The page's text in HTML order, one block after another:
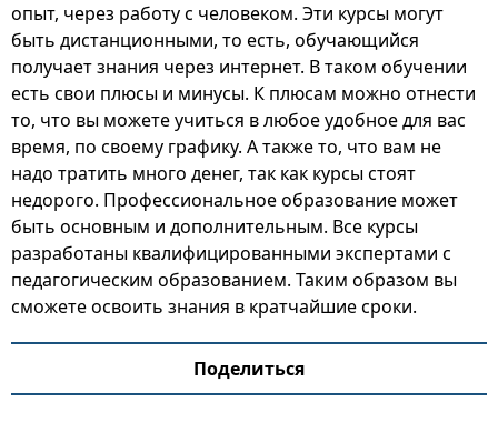
опыт, через работу с человеком. Эти курсы могут
быть дистанционными, то есть, обучающийся
получает знания через интернет. В таком обучении
есть свои плюсы и минусы. К плюсам можно отнести
то, что вы можете учиться в любое удобное для вас
время, по своему графику. А также то, что вам не
надо тратить много денег, так как курсы стоят
недорого. Профессиональное образование может
быть основным и дополнительным. Все курсы
разработаны квалифицированными экспертами с
педагогическим образованием. Таким образом вы
сможете освоить знания в кратчайшие сроки.
Поделиться